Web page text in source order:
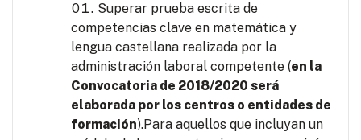
Superar prueba escrita de
competencias clave en matemática y
lengua castellana realizada por la
administración laboral competente (en la
Convocatoria de 2018/2020 será
elaborada por los centros o entidades de
formación).Para aquellos que incluyan un